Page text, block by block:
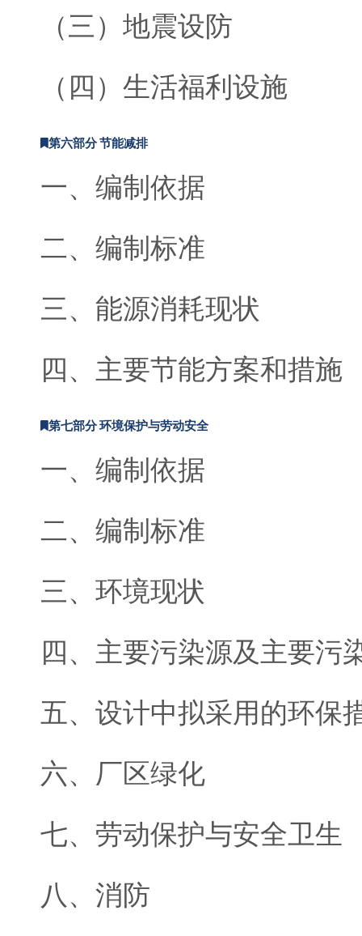
（三）地震设防
（四）生活福利设施
第六部分 节能减排
一、编制依据
二、编制标准
三、能源消耗现状
四、主要节能方案和措施
第七部分 环境保护与劳动安全
一、编制依据
二、编制标准
三、环境现状
四、主要污染源及主要污
五、设计中拟采用的环保
六、厂区绿化
七、劳动保护与安全卫生
八、消防